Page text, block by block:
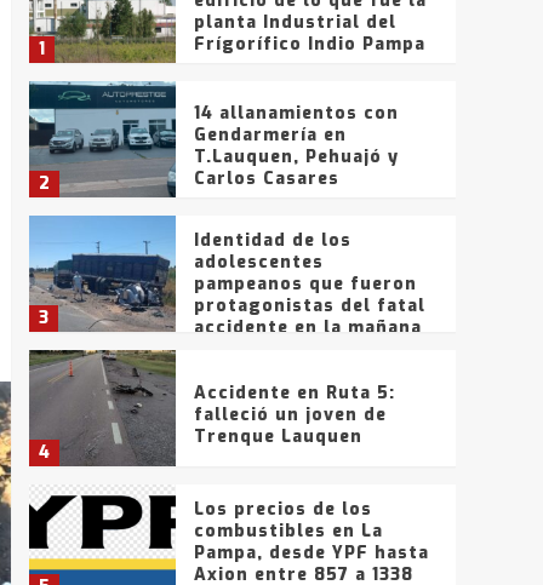
1
planta Industrial del
Frígorífico Indio Pampa
2
14 allanamientos con
Gendarmería en
T.Lauquen, Pehuajó y
Carlos Casares
3
Identidad de los
adolescentes
pampeanos que fueron
protagonistas del fatal
accidente en la mañana
4
Accidente en Ruta 5:
falleció un joven de
Trenque Lauquen
Los precios de los
combustibles en La
Pampa, desde YPF hasta
Axion entre 857 a 1338